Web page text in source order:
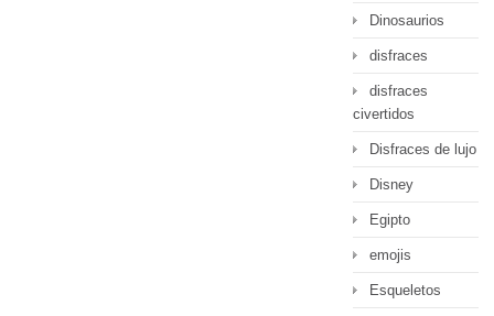
Dinosaurios
disfraces
disfraces
civertidos
Disfraces de lujo
Disney
Egipto
emojis
Esqueletos